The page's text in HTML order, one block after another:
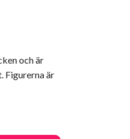
och är
Figurerna är